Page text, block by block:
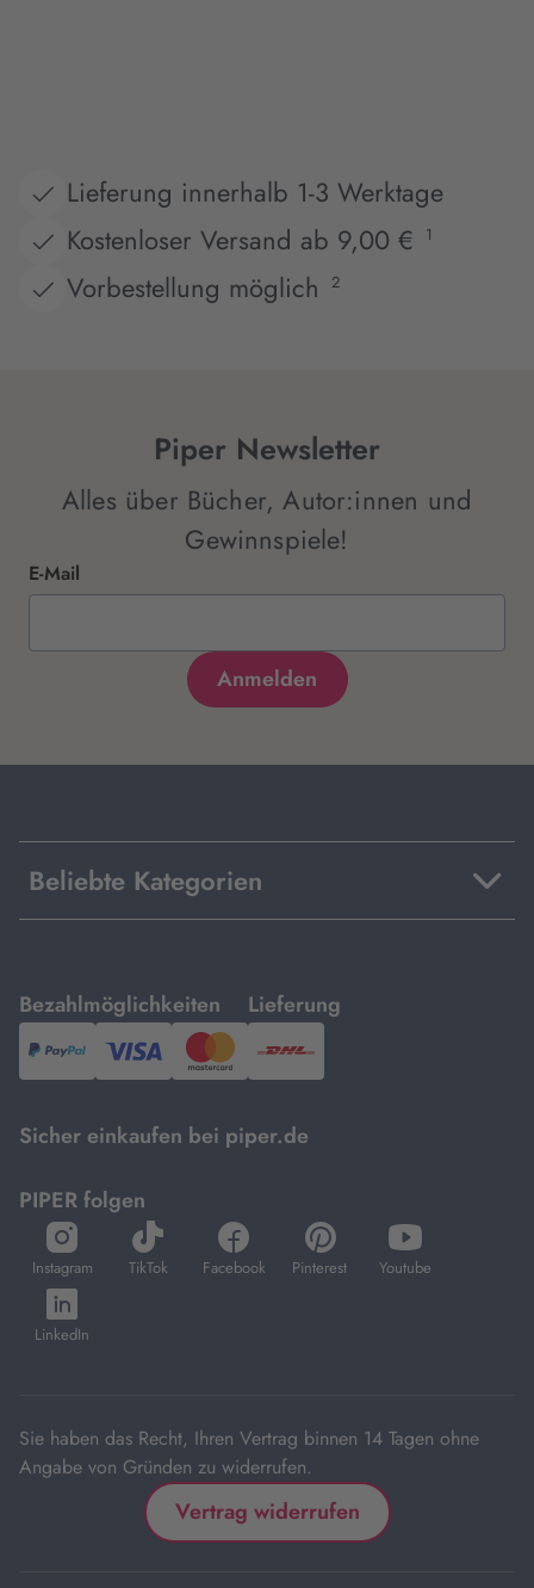
Lieferung innerhalb 1-3 Werktage
Kostenloser Versand ab 9,00 €
1
Vorbestellung möglich 2
Piper Newsletter
Alles über Bücher, Autor:innen und
Gewinnspiele!
E-Mail
Beliebte Kategorien
Bezahlmöglichkeiten
mit
PayPal,Visa
und
Lieferung
mit
DHL.
Sicher einkaufen bei piper.de
PIPER folgen
Instagram
öffnet
in
neuem
Tab
TikTok
öffnet
in
Facebook
öffnet
in
Pinterest
öffnet
in
Youtube
öffnet
in
LinkedIn
öffnet
in
Sie haben das Recht, Ihren Vertrag binnen 14 Tagen ohne
Angabe von Gründen zu widerrufen.
Vertrag widerrufen